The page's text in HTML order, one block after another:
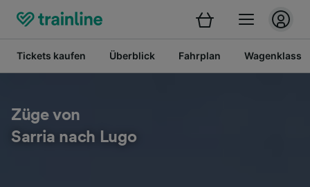
Tickets kaufen Überblick Fahrplan
Züge von
Sarria nach Lugo